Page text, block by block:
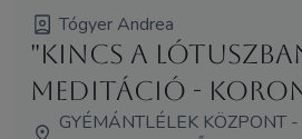
Tógyer Andrea
"Kincs a
meditáció -
GYÉMÁNTLÉLEK KÖZPONT